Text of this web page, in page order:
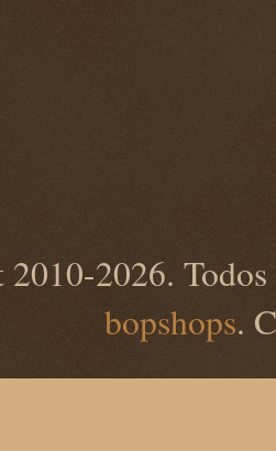
2026. Todos
bopshops.